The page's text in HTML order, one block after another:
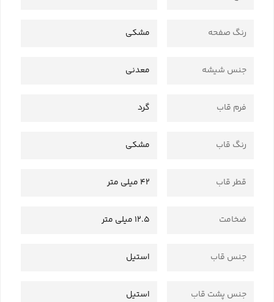
رنگ صفحه مشکی
جنس شیشه معدنی
فرم قاب گرد
رنگ قاب مشکی
قطر قاب 42 میلی متر
ضخامت 12.5 میلی متر
جنس قاب استیل
جنس پشت قاب استیل